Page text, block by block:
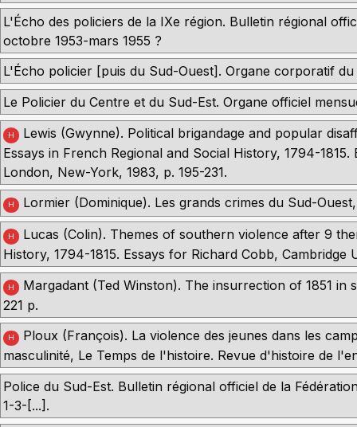
L'Écho des policiers de la IXe région. Bulletin régional
octobre 1953-mars 1955 ?
L'Écho policier [puis du Sud-Ouest]. Organe corporatif
Le Policier du Centre et du Sud-Est. Organe officiel
H
Lewis (Gwynne). Political brigandage and popular
Essays in French Regional and Social History, 1794-
London, New-York, 1983, p. 195-231.
H Lormier (Dominique). Les grands crimes du Sud-
H
Lucas (Colin). Themes of southern violence after 9
History, 1794-1815. Essays for Richard Cobb,
H
Margadant (Ted Winston). The insurrection of 1851
221 p.
H
Ploux (François). La violence des jeunes dans les
masculinité, Le Temps de l'histoire. Revue d'histoire de
Police du Sud-Est. Bulletin régional officiel de la
1-3-[...].